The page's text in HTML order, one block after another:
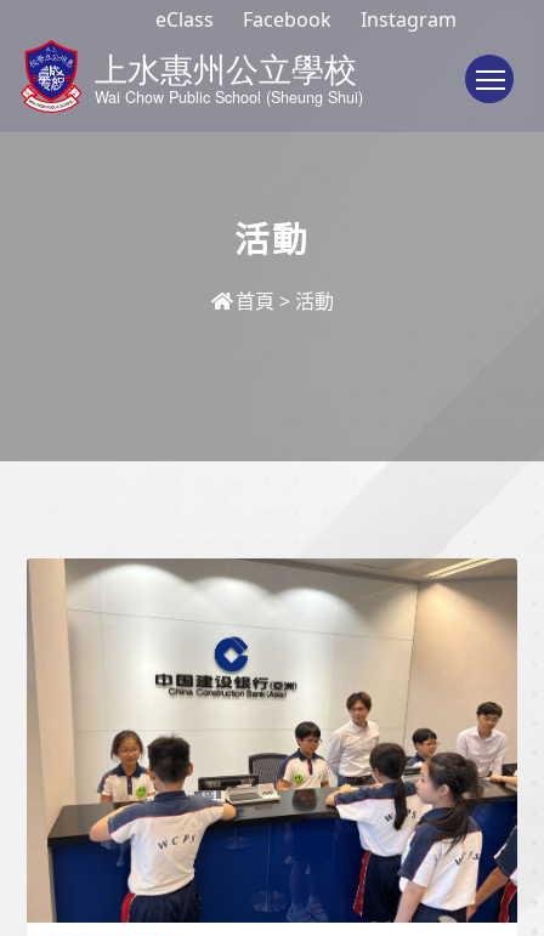
eClass Facebook Instagram
活動
首頁 > 活動